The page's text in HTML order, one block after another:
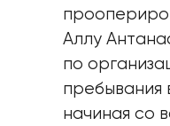
Аллу
по
пребывания
начиная со